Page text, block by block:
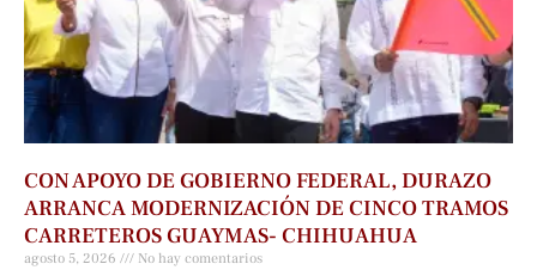
CON APOYO DE GOBIERNO FEDERAL, DURAZO
ARRANCA MODERNIZACIÓN DE CINCO TRAMOS
CARRETEROS GUAYMAS- CHIHUAHUA
agosto 5, 2026 No hay comentarios